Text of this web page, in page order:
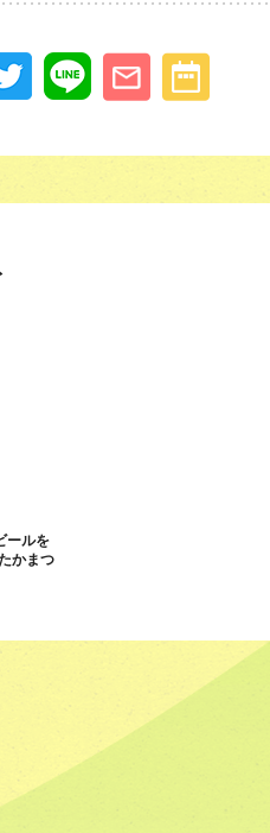
ールを
かまつ